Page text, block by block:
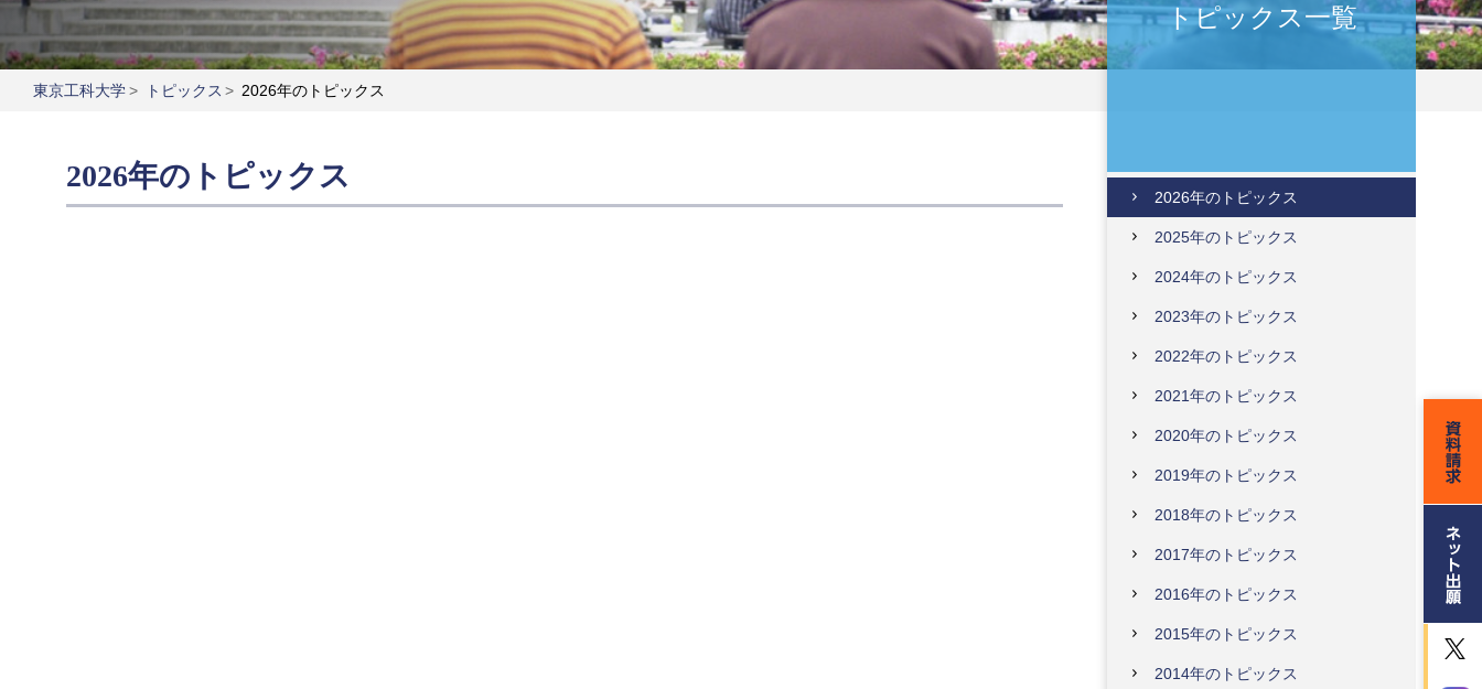
東京工科大学> トピックス > 2026年のトピックス
2026年のトピックス
トピックス一覧
2026年のトピックス
2025年のトピックス
2024年のトピックス
2023年のトピックス
2022年のトピックス
2021年のトピックス
2020年のトピックス
2019年のトピックス
2018年のトピックス
2017年のトピックス
2016年のトピックス
2015年のトピックス
2014年のトピックス